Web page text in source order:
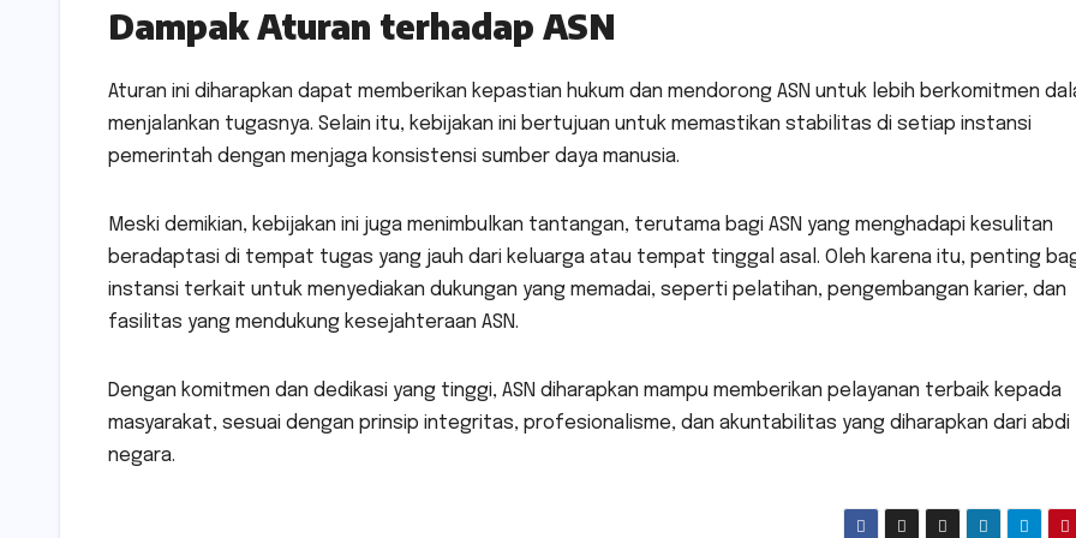
Dampak Aturan terhadap ASN
Aturan ini diharapkan dapat memberikan kepastian hukum dan mendorong ASN untuk lebih berkomitmen
menjalankan tugasnya. Selain itu, kebijakan ini bertujuan untuk memastikan stabilitas di setiap instansi
pemerintah dengan menjaga konsistensi sumber daya manusia.
Meski demikian, kebijakan ini juga menimbulkan tantangan, terutama bagi ASN yang menghadapi kesulitan
beradaptasi di tempat tugas yang jauh dari keluarga atau tempat tinggal asal. Oleh karena itu, penting
instansi terkait untuk menyediakan dukungan yang memadai, seperti pelatihan, pengembangan karier, dan
fasilitas yang mendukung kesejahteraan ASN.
Dengan komitmen dan dedikasi yang tinggi, ASN diharapkan mampu memberikan pelayanan terbaik kepada
masyarakat, sesuai dengan prinsip integritas, profesionalisme, dan akuntabilitas yang diharapkan dari abdi
negara.